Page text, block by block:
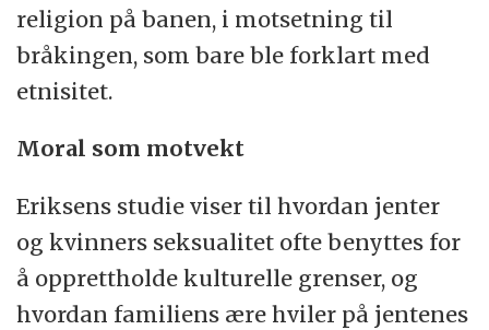
religion på banen, i motsetning til
bråkingen, som bare ble forklart med
etnisitet.
Moral som motvekt
Eriksens studie viser til hvordan jenter
og kvinners seksualitet ofte benyttes for
å opprettholde kulturelle grenser, og
hvordan familiens ære hviler på jentenes